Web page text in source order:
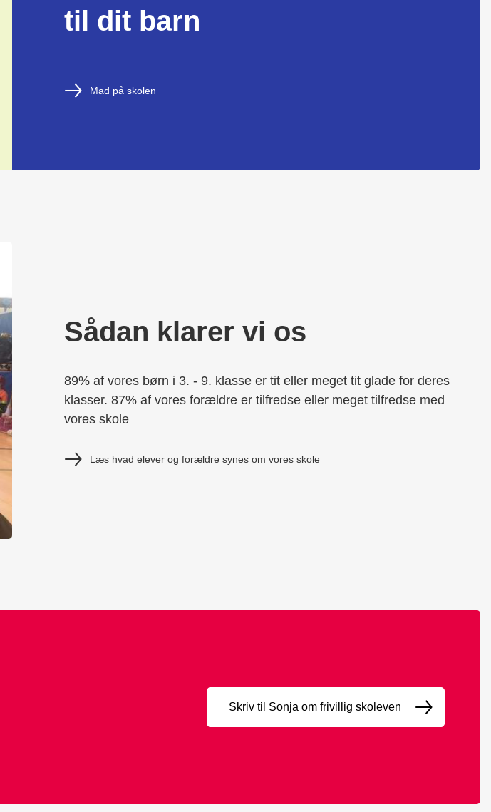
til dit barn
Mad på skolen
Sådan klarer vi os
89% af vores børn i 3. - 9. klasse er tit eller meget tit glade for deres
klasser. 87% af vores forældre er tilfredse eller meget tilfredse med
vores skole
Læs hvad elever og forældre synes om vores skole
Skriv til Sonja om frivillig skoleven